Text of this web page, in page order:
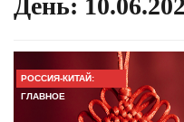
День:
РОССИЯ-КИТАЙ:
ГЛАВНОЕ